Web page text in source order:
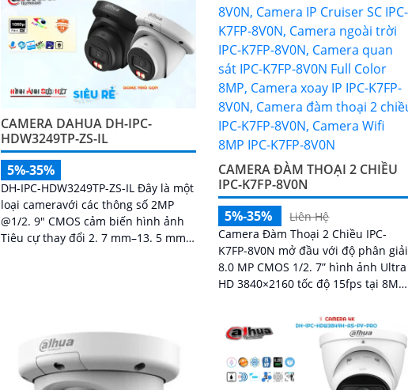
CAMERA DAHUA DH-IPC-
HDW3249TP-ZS-IL
5%-35%
DH-IPC-HDW3249TP-ZS-IL Đây là một
loại cameravới các thông số 2MP
@1/2. 9" CMOS cảm biến hình ảnh
Tiêu cự thay đổi 2. 7 mm–13. 5 mm
CAMERA ĐÀM THOẠI 2 CHIỀU
IPC-K7FP-8V0N
5%-35%
Liên Hệ
Camera Đàm Thoại 2 Chiều IPC-
K7FP-8V0N mở đầu với độ phân giải
8.0 MP CMOS 1/2. 7” hình ảnh Ultra
HD 3840×2160 tốc độ 15fps tại 8MP